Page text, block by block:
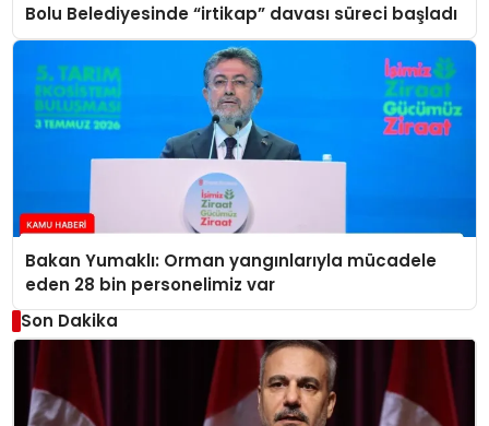
Bolu Belediyesinde “irtikap” davası süreci başladı
Bakan Yumaklı: Orman yangınlarıyla mücadele
eden 28 bin personelimiz var
Son Dakika